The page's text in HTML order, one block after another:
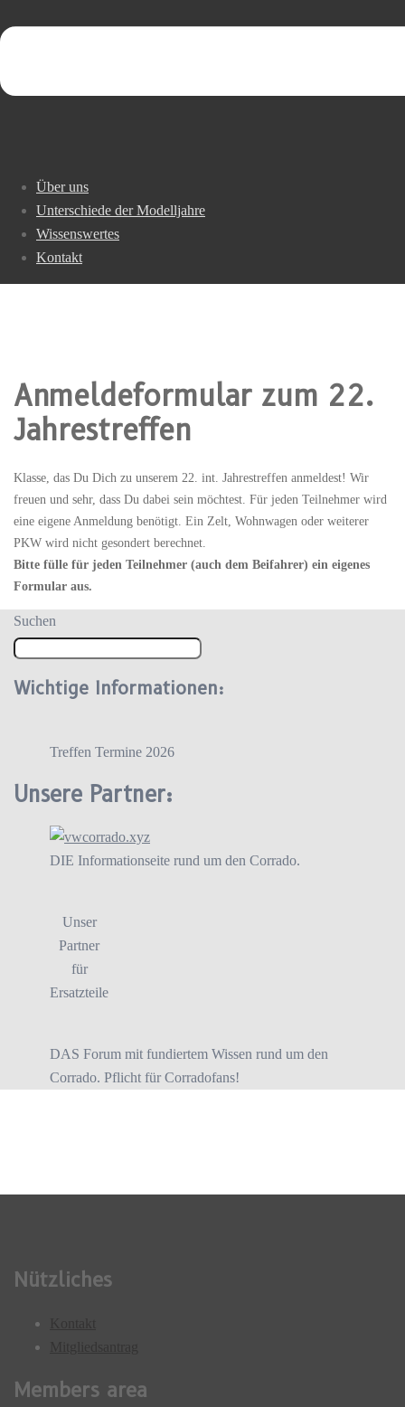
Über uns
Unterschiede der Modelljahre
Wissenswertes
Kontakt
Anmeldeformular zum 22.
Jahrestreffen
Klasse, das Du Dich zu unserem 22. int. Jahrestreffen anmeldest! Wir
freuen und sehr, dass Du dabei sein möchtest. Für jeden Teilnehmer wird
eine eigene Anmeldung benötigt. Ein Zelt, Wohnwagen oder weiterer
PKW wird nicht gesondert berechnet.
Bitte fülle für jeden Teilnehmer (auch dem Beifahrer) ein eigenes
Formular aus.
Suchen
Wichtige Informationen:
Treffen Termine 2026
Unsere Partner:
DIE Informationseite rund um den Corrado.
Unser
Partner
für
Ersatzteile
DAS Forum mit fundiertem Wissen rund um den
Corrado. Pflicht für Corradofans!
Nützliches
Members area